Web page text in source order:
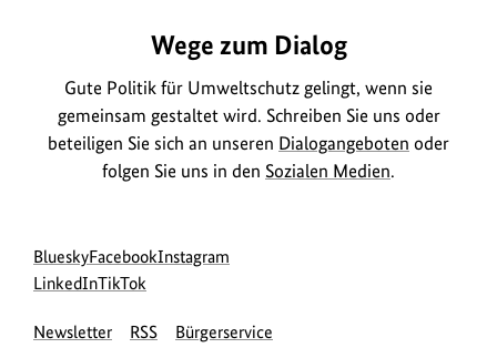
Wege zum Dialog
Gute Politik für Umweltschutz gelingt, wenn sie
gemeinsam gestaltet wird. Schreiben Sie uns oder
beteiligen Sie sich an unseren Dialogangeboten oder
folgen Sie uns in den Sozialen Medien.
Social
Media
Blueskyzur
Bluesky-
des
Facebookzur
des
Instagram
des
LinkedInzur
Seite
zur
Seite
TikTok
Newsletter RSS Bürgerservice